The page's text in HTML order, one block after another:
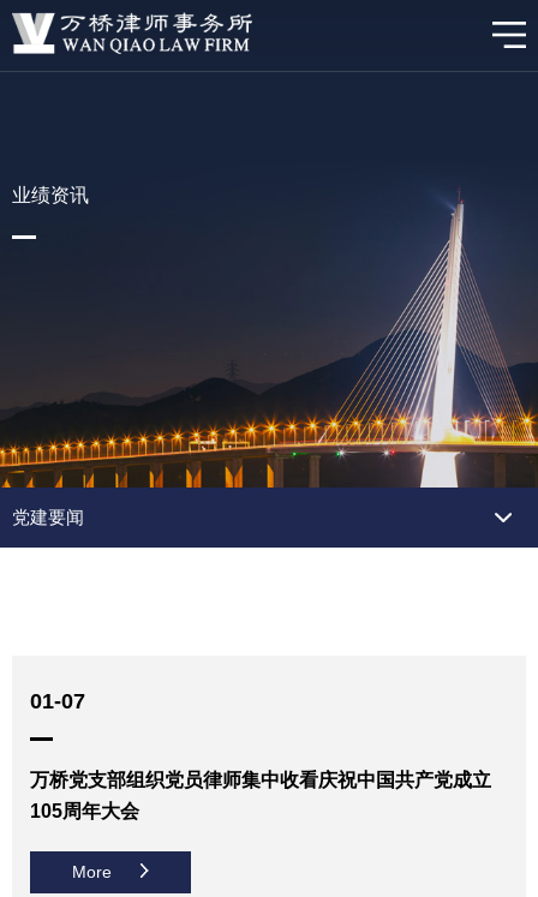
业绩资讯
党建要闻
01-07
万桥党支部组织党员律师集中收看庆祝中国共产党成立
105周年大会
More